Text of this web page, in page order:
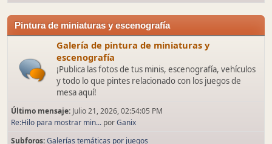
Pintura de miniaturas y escenografía
Galería de pintura de miniaturas y
escenografía
¡Publica las fotos de tus minis, escenografía, vehículos
y todo lo que pintes relacionado con los juegos de
mesa aquí!
Último mensaje: Julio 21, 2026, 02:54:05 PM
Re:Hilo para mostrar min... porGanix
Subforos Galerías temáticas por juegos